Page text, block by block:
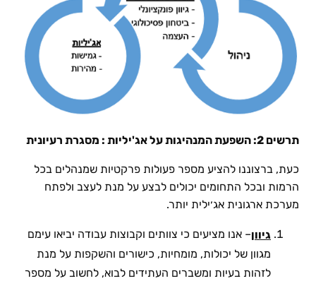
תרשים 2: השפעת המנהיגות על אג'יליות : מסגרת רעיונית
כעת, ברצוננו להציע מספר פעולות פרקטיות שמנהלים בכל
הרמות ובכל התחומים יכולים לבצע על מנת לעצב ולפתח
מערכת ארגונית אג׳ילית יותר.
גיוון– אנו מציעים כי צוותים וקבוצות עבודה יביאו עימם
מגוון של יכולות, מומחיות, כישורים והשקפות על מנת
לזהות בעיות ומשברים העתידים לבוא, לחשוב על מספר